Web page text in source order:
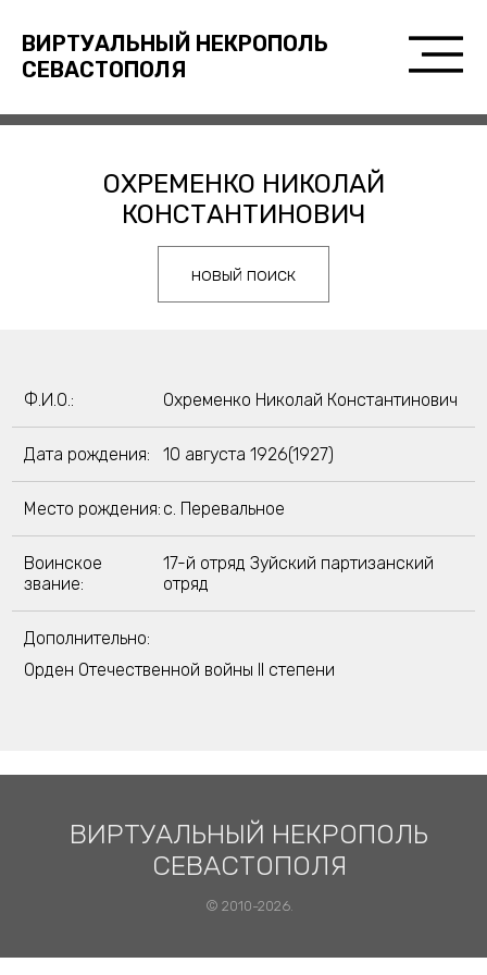
ВИРТУАЛЬНЫЙ НЕКРОПОЛЬ
СЕВАСТОПОЛЯ
ОХРЕМЕНКО НИКОЛАЙ
КОНСТАНТИНОВИЧ
новый поиск
Ф.И.О.: Охременко Николай Константинович
Дата рождения: 10 августа 1926(1927)
Место рождения: с. Перевальное
Воинское
звание:
17-й отряд Зуйский партизанский
отряд
Дополнительно:
Орден Отечественной войны II степени
ВИРТУАЛЬНЫЙ НЕКРОПОЛЬ
СЕВАСТОПОЛЯ
© 2010-2026.